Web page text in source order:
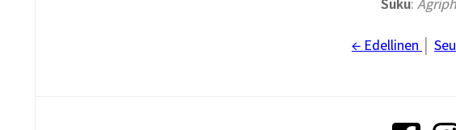
Suku:
← Edellinen